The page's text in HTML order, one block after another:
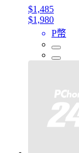
$1,485
$1,980
P幣